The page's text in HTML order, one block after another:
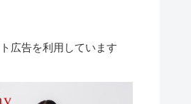
広告を利用しています